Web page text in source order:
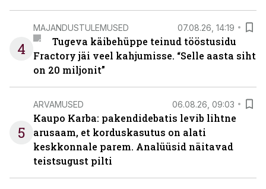
4
MAJANDUSTULEMUSED 07.08.26, 14:19
Tugeva käibehüppe teinud tööstusidu
Fractory jäi veel kahjumisse. “Selle aasta siht
on 20 miljonit”
5
ARVAMUSED 06.08.26, 09:03
Kaupo Karba: pakendidebatis levib lihtne
arusaam, et korduskasutus on alati
keskkonnale parem. Analüüsid näitavad
teistsugust pilti